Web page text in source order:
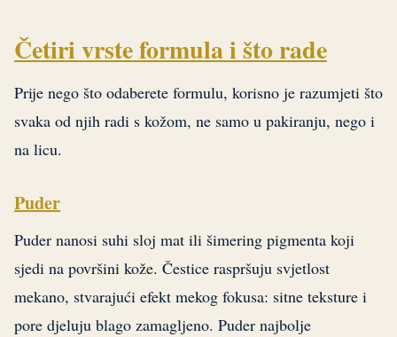
Četiri vrste formula i što rade
Prije nego što odaberete formulu, korisno je razumjeti što
svaka od njih radi s kožom, ne samo u pakiranju, nego i
na licu.
Puder
Puder nanosi suhi sloj mat ili šimering pigmenta koji
sjedi na površini kože. Čestice raspršuju svjetlost
mekano, stvarajući efekt mekog fokusa: sitne teksture i
pore djeluju blago zamagljeno. Puder najbolje